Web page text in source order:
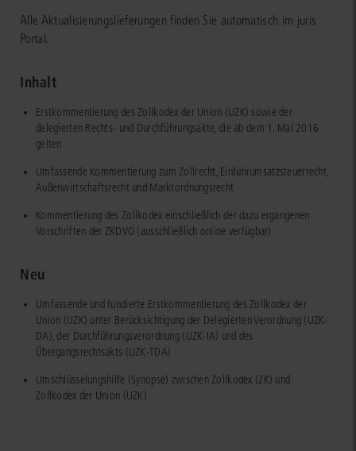
Alle Aktualisierungslieferungen finden Sie automatisch im juris
Portal.
Inhalt
Erstkommentierung des Zollkodex der Union (UZK) sowie der
delegierten Rechts- und Durchführungsakte, die ab dem 1. Mai 2016
gelten
Umfassende Kommentierung zum Zollrecht, Einfuhrumsatzsteuerrecht,
Außenwirtschaftsrecht und Marktordnungsrecht
Kommentierung des Zollkodex einschließlich der dazu ergangenen
Vorschriften der ZKDVO (ausschließlich online verfügbar)
Neu
Umfassende und fundierte Erstkommentierung des Zollkodex der
Union (UZK) unter Berücksichtigung der Delegierten Verordnung (UZK-
DA), der Durchführungsverordnung (UZK-IA) und des
Übergangsrechtsakts (UZK-TDA)
Umschlüsselungshilfe (Synopse) zwischen Zollkodex (ZK) und
Zollkodex der Union (UZK)